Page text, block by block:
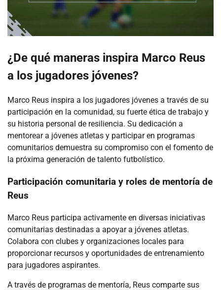
¿De qué maneras inspira Marco Reus
a los jugadores jóvenes?
Marco Reus inspira a los jugadores jóvenes a través de su
participación en la comunidad, su fuerte ética de trabajo y
su historia personal de resiliencia. Su dedicación a
mentorear a jóvenes atletas y participar en programas
comunitarios demuestra su compromiso con el fomento de
la próxima generación de talento futbolístico.
Participación comunitaria y roles de mentoría de
Reus
Marco Reus participa activamente en diversas iniciativas
comunitarias destinadas a apoyar a jóvenes atletas.
Colabora con clubes y organizaciones locales para
proporcionar recursos y oportunidades de entrenamiento
para jugadores aspirantes.
A través de programas de mentoría, Reus comparte sus